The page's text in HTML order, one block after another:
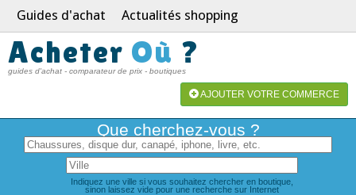
Guides d'achat Actualités shopping
Acheter Où ?
guides d'achat - comparateur de prix - boutiques
AJOUTER VOTRE COMMERCE
Que cherchez-vous ?
Indiquez une ville si vous souhaitez chercher en boutique,
sinon laissez vide pour une recherche sur Internet